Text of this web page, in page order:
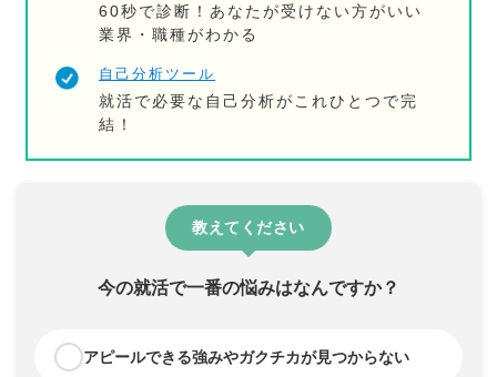
60秒で診断！あなたが受けない方がいい
業界・職種がわかる
自己分析ツール
就活で必要な自己分析がこれひとつで完
結！